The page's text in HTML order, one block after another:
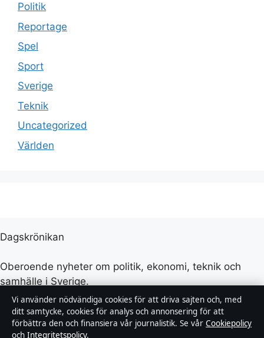
Politik
Reportage
Spel
Sport
Sverige
Teknik
Uncategorized
Världen
Dagskrönikan
Oberoende nyheter om politik, ekonomi, teknik och
samhälle i Sverige.
Nacka Publishing Limited
Level 3, Tower Business Centre, Tower Street, Swatar
Vi använder nödvändiga cookies för att driva sajten och, med
ditt samtycke, cookies för analys och annonsering för att
förbättra den och finansiera vår journalistik. Se vår Cookiepolicy
och Integritetspolicy.